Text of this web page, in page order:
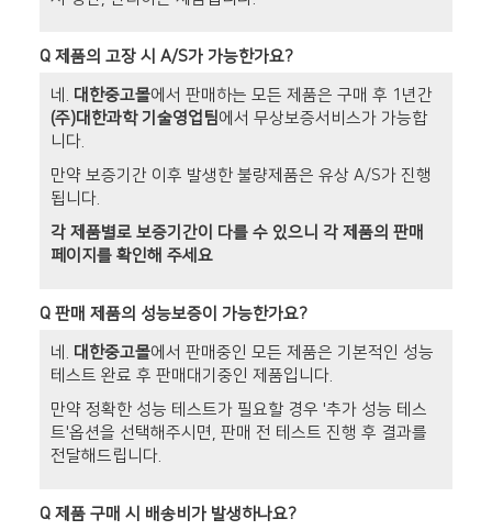
Q제품의 고장 시 A/S가 가능한가요?
네. 대한중고몰에서 판매하는 모든 제품은 구매 후 1년간
(주)대한과학 기술영업팀에서 무상보증서비스가 가능합
니다.
만약 보증기간 이후 발생한 불량제품은 유상 A/S가 진행
됩니다.
각 제품별로 보증기간이 다를 수 있으니 각 제품의 판매
페이지를 확인해 주세요
Q판매 제품의 성능보증이 가능한가요?
네. 대한중고몰에서 판매중인 모든 제품은 기본적인 성능
테스트 완료 후 판매대기중인 제품입니다.
만약 정확한 성능 테스트가 필요할 경우 '추가 성능 테스
트'옵션을 선택해주시면, 판매 전 테스트 진행 후 결과를
전달해드립니다.
Q제품 구매 시 배송비가 발생하나요?